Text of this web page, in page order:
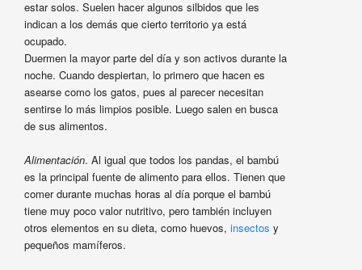
estar solos. Suelen hacer algunos silbidos que les
indican a los demás que cierto territorio ya está
ocupado.
Duermen la mayor parte del día y son activos durante la
noche. Cuando despiertan, lo primero que hacen es
asearse como los gatos, pues al parecer necesitan
sentirse lo más limpios posible. Luego salen en busca
de sus alimentos.
Alimentación. Al igual que todos los pandas, el bambú
es la principal fuente de alimento para ellos. Tienen que
comer durante muchas horas al día porque el bambú
tiene muy poco valor nutritivo, pero también incluyen
otros elementos en su dieta, como huevos, insectos y
pequeños mamíferos.